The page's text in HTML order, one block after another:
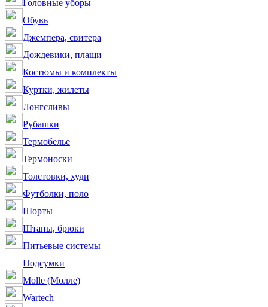
Головные уборы
Обувь
Джемпера, свитера
Дождевики, плащи
Костюмы и комплекты
Куртки, жилеты
Лонгсливы
Рубашки
Термобелье
Термоноски
Толстовки, худи
Футболки, поло
Шорты
Штаны, брюки
Питьевые системы
Подсумки
Molle (Молле)
Wartech